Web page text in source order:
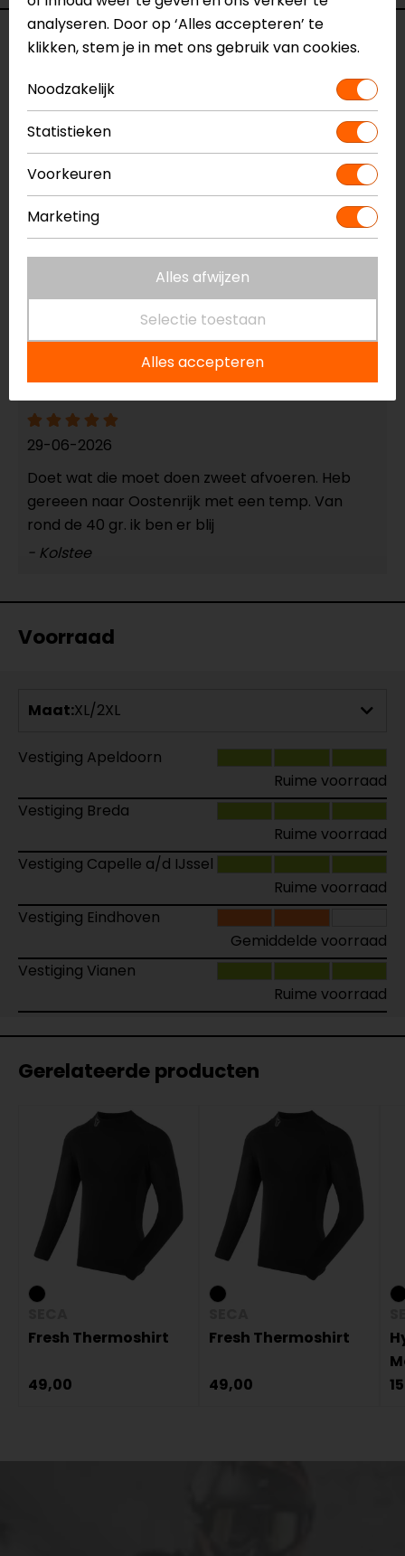
Reviews (3)
03-08-2026
Materiaal geraakt snel beschadigd door
binnenkant motorbroek. Maar doet wel wat het
moet
- Driessens
geen toelichting gegeven
29-06-2026
Doet wat die moet doen zweet afvoeren. Heb
gereeen naar Oostenrijk met een temp. Van
rond de 40 gr. ik ben er blij
- Kolstee
Voorraad
Maat:XL/2XL
Vestiging Apeldoorn
Ruime voorraad
Vestiging Breda
Ruime voorraad
Vestiging Capelle a/d IJssel
Ruime voorraad
Vestiging Eindhoven
Gemiddelde voorraad
Vestiging Vianen
Ruime voorraad
Gerelateerde producten
Fresh Thermoshirt
49,00
Fresh Thermoshirt
49,00
analyseren. Door op ‘Alles accepteren’ te
klikken, stem je in met ons gebruik van cookies.
Noodzakelijk
Statistieken
Voorkeuren
Marketing
Alles afwijzen
Selectie toestaan
Alles accepteren